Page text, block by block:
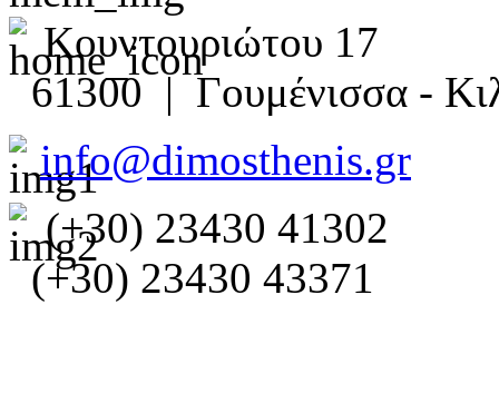
Κουντουριώτου 17
61300 | Γουμένισσα -
info@dimosthenis.gr
(+30) 23430 41302
(+30) 23430 43371